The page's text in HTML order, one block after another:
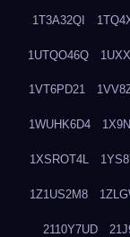
1T3A32QI
1UTQO46Q
1VT6PD21
1WUHK6D4
1XSROT4L
1Z1US2M8
2110Y7UD